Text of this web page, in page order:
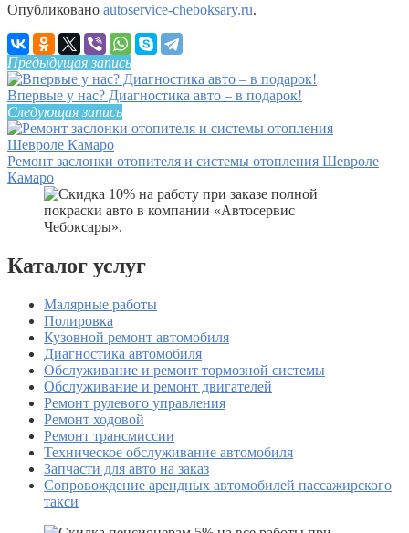
Опубликовано autoservice-cheboksary.ru.
Предыдущая запись
Впервые у нас? Диагностика авто – в подарок!
Следующая запись
Ремонт заслонки отопителя и системы отопления Шевроле
Камаро
Каталог услуг
Малярные работы
Полировка
Кузовной ремонт автомобиля
Диагностика автомобиля
Обслуживание и ремонт тормозной системы
Обслуживание и ремонт двигателей
Ремонт рулевого управления
Ремонт ходовой
Ремонт трансмиссии
Техническое обслуживание автомобиля
Запчасти для авто на заказ
Сопровождение арендных автомобилей пассажирского
такси